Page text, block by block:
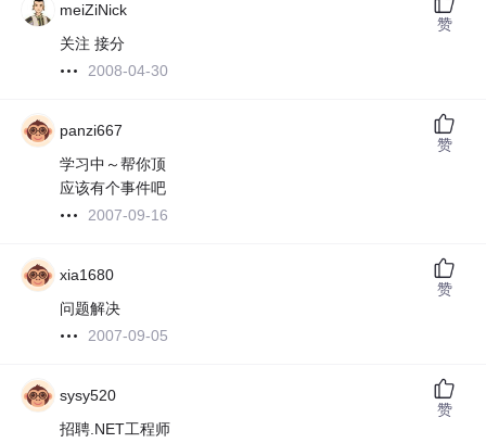
meiZiNick
关注 接分
2008-04-30
赞
panzi667
学习中～帮你顶
应该有个事件吧
2007-09-16
赞
xia1680
问题解决
2007-09-05
赞
sysy520
招聘.NET工程师
赞